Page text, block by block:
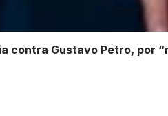
contra Gustavo Petro, por